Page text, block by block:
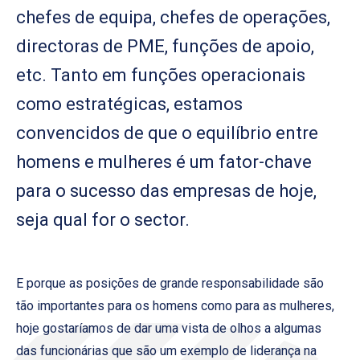
chefes de equipa, chefes de operações,
directoras de PME, funções de apoio,
etc. Tanto em funções operacionais
como estratégicas, estamos
convencidos de que o equilíbrio entre
homens e mulheres é um fator-chave
para o sucesso das empresas de hoje,
seja qual for o sector.
E porque as posições de grande responsabilidade são
tão importantes para os homens como para as mulheres,
hoje gostaríamos de dar uma vista de olhos a algumas
das funcionárias que são um exemplo de liderança na